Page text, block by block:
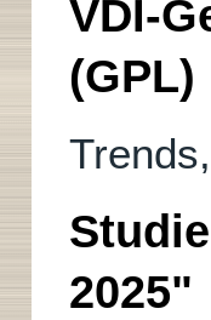
VDI-
(GPL)
2025"